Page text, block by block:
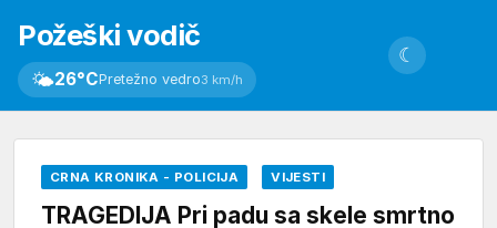
Požeški vodič
🌤26°CPretežno vedro3 km/h
☾
CRNA KRONIKA - POLICIJA VIJESTI
TRAGEDIJA Pri padu sa skele smrtno